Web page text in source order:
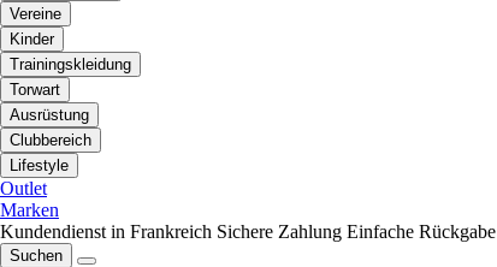
Vereine
Kinder
Trainingskleidung
Torwart
Ausrüstung
Clubbereich
Lifestyle
Outlet
Marken
Kundendienst in Frankreich Sichere Zahlung Einfache Rückgabe
Suchen